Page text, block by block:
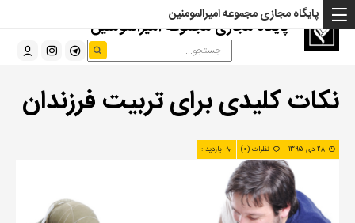
پایگاه مجازی مجموعه امیرالمومنین
پایگاه مجازی مجموعه امیرالمومنین
نکات کلیدی برای تربیت فرزندان
28 دی 1395 نظرات (0) بازدید :